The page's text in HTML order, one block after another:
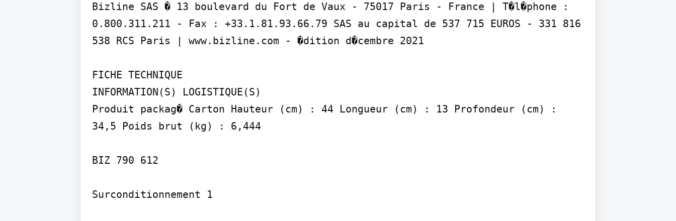
Bizline SAS � 13 boulevard du Fort de Vaux - 75017 Paris - France | T�l�phone :
0.800.311.211 - Fax : +33.1.81.93.66.79 SAS au capital de 537 715 EUROS - 331 816
538 RCS Paris | www.bizline.com - �dition d�cembre 2021
FICHE TECHNIQUE
INFORMATION(S) LOGISTIQUE(S)
Produit packag� Carton Hauteur (cm) : 44 Longueur (cm) : 13 Profondeur (cm) :
34,5 Poids brut (kg) : 6,444
BIZ 790 612
Surconditionnement 1